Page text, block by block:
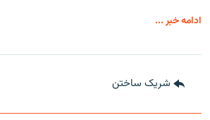
ادامه خبر ...
شریک ساختن